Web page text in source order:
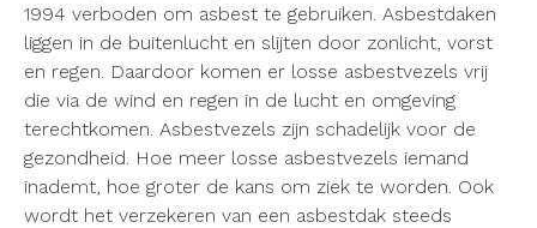
1994 verboden om asbest te gebruiken. Asbestdaken
liggen in de buitenlucht en slijten door zonlicht, vorst
en regen. Daardoor komen er losse asbestvezels vrij
die via de wind en regen in de lucht en omgeving
terechtkomen. Asbestvezels zijn schadelijk voor de
gezondheid. Hoe meer losse asbestvezels iemand
inademt, hoe groter de kans om ziek te worden. Ook
wordt het verzekeren van een asbestdak steeds